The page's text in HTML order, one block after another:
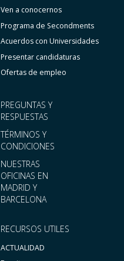
RECURSOS UTILES
ACTUALIDAD
PREGUNTAS Y
RESPUESTAS
TÉRMINOS Y
CONDICIONES
NUESTRAS
OFICINAS EN
MADRID Y
BARCELONA
Ven a conocernos
Programa de Secondments
Acuerdos con Universidades
Presentar candidaturas
Ofertas de empleo